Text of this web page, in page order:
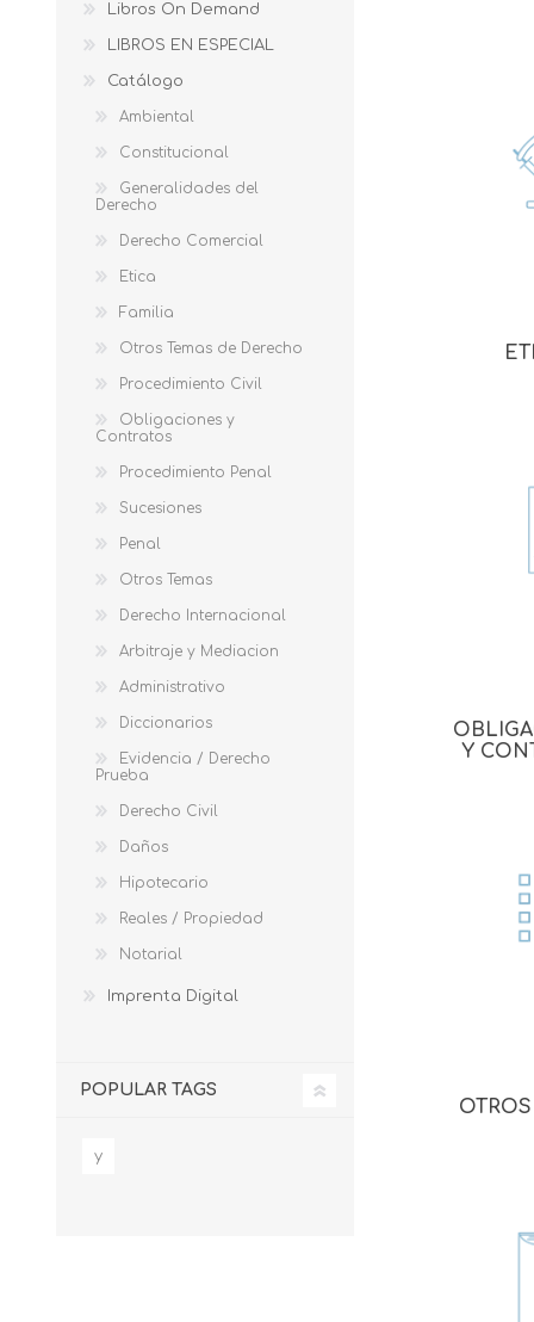
Y
Libros On Demand
LIBROS EN ESPECIAL
Catálogo
Ambiental
Constitucional
Generalidades del
Derecho
Derecho Comercial
Etica
Familia
Otros Temas de Derecho
Procedimiento Civil
Obligaciones y
Contratos
Procedimiento Penal
Sucesiones
Penal
Otros Temas
Derecho Internacional
Arbitraje y Mediacion
Administrativo
Diccionarios
Evidencia / Derecho
Prueba
Derecho Civil
Daños
Hipotecario
Reales / Propiedad
Notarial
Imprenta Digital
POPULAR TAGS
y